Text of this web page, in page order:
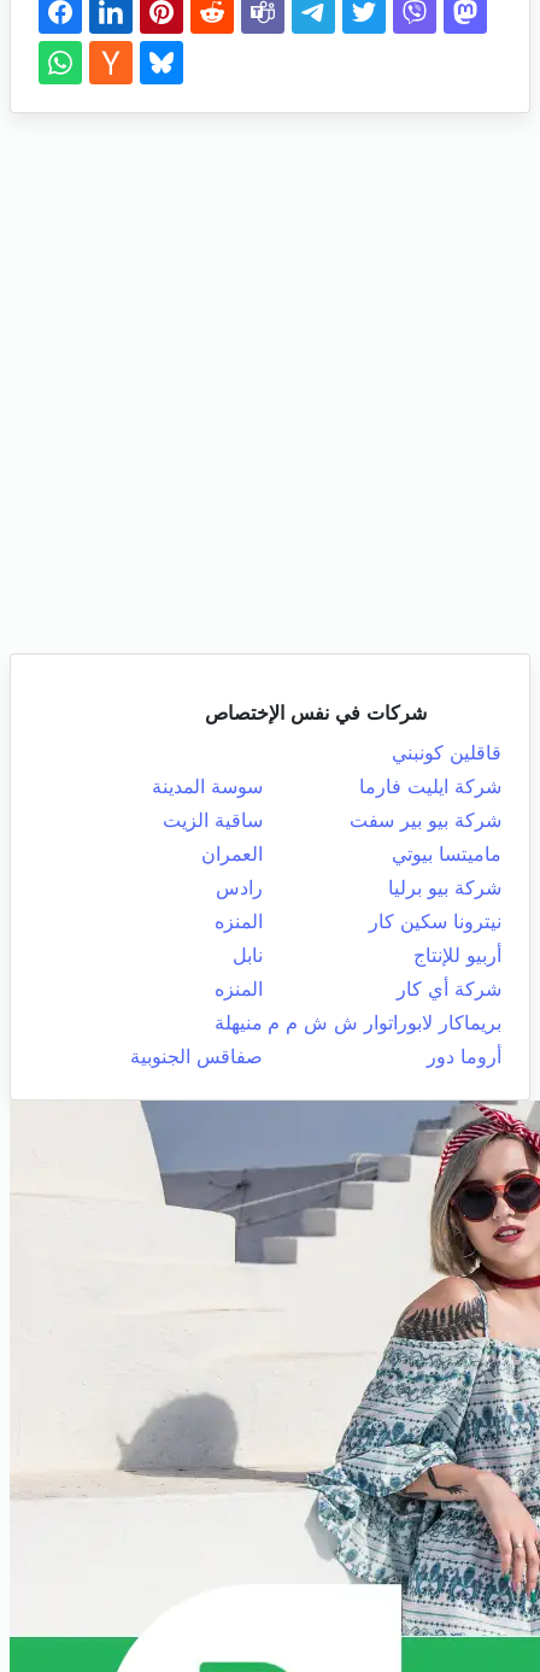
شركات في نفس الإختصاص
قاقلين كونبني
شركة ايليت فارما
سوسة المدينة
شركة بيو بير سفت
ساقية الزيت
ماميتسا بيوتي
العمران
شركة بيو برليا
رادس
نيترونا سكين كار
المنزه
أربيو للإنتاج
نابل
شركة أي كار
المنزه
بريماكار لابوراتوار ش ش م م منيهلة
أروما دور
صفاقس الجنوبية